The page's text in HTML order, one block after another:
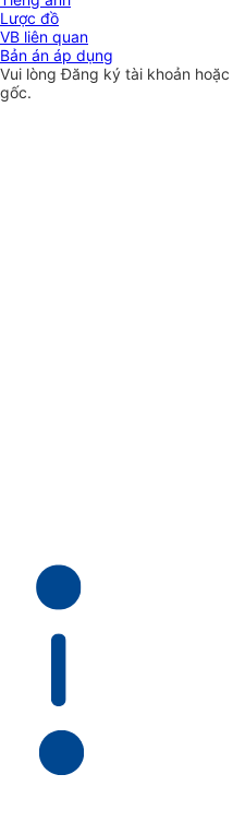
Lược đồ
VB liên quan
Bản án áp dụng
Vui lòngĐăng ký tài khoản hoặc
gốc.